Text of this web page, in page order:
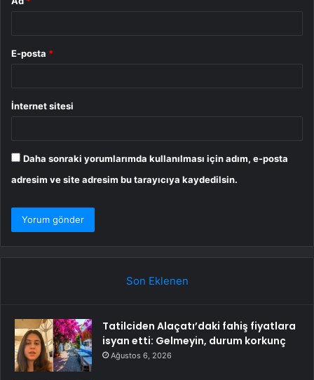
E-posta *
İnternet sitesi
Daha sonraki yorumlarımda kullanılması için adım, e-posta
adresim ve site adresim bu tarayıcıya kaydedilsin.
Son Eklenen
Tatilciden Alaçatı’daki fahiş fiyatlara
isyan etti: Gelmeyin, durum korkunç
Ağustos 6, 2026